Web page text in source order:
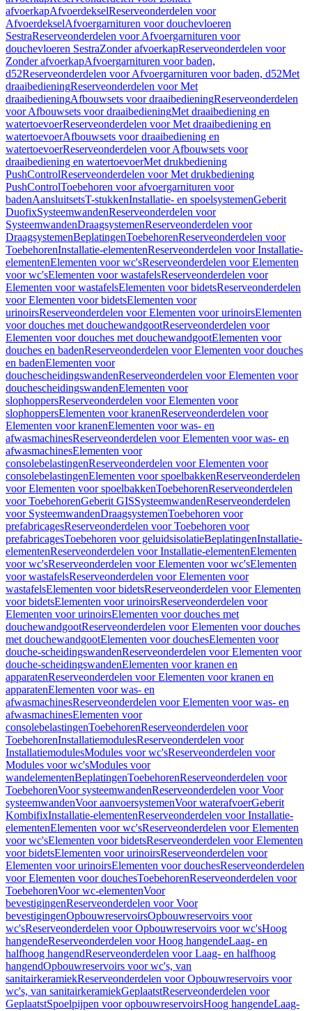
afvoerkapAfvoerdekselReserveonderdelen voor
AfvoerdekselAfvoergarnituren voor douchevloeren
SestraReserveonderdelen voor Afvoergarnituren voor
douchevloeren SestraZonder afvoerkapReserveonderdelen voor
Zonder afvoerkapAfvoergarnituren voor baden,
d52Reserveonderdelen voor Afvoergarnituren voor baden, d52Met
draaibedieningReserveonderdelen voor Met
draaibedieningAfbouwsets voor draaibedieningReserveonderdelen
voor Afbouwsets voor draaibedieningMet draaibediening en
watertoevoerReserveonderdelen voor Met draaibediening en
watertoevoerAfbouwsets voor draaibediening en
watertoevoerReserveonderdelen voor Afbouwsets voor
draaibediening en watertoevoerMet drukbediening
PushControlReserveonderdelen voor Met drukbediening
PushControlToebehoren voor afvoergarnituren voor
badenAansluitsetsT-stukkenInstallatie- en spoelsystemenGeberit
DuofixSysteemwandenReserveonderdelen voor
SysteemwandenDraagsystemenReserveonderdelen voor
DraagsystemenBeplatingenToebehorenReserveonderdelen voor
ToebehorenInstallatie-elementenReserveonderdelen voor Installatie-
elementenElementen voor wc'sReserveonderdelen voor Elementen
voor wc'sElementen voor wastafelsReserveonderdelen voor
Elementen voor wastafelsElementen voor bidetsReserveonderdelen
voor Elementen voor bidetsElementen voor
urinoirsReserveonderdelen voor Elementen voor urinoirsElementen
voor douches met douchewandgootReserveonderdelen voor
Elementen voor douches met douchewandgootElementen voor
douches en badenReserveonderdelen voor Elementen voor douches
en badenElementen voor
douchescheidingswandenReserveonderdelen voor Elementen voor
douchescheidingswandenElementen voor
slophoppersReserveonderdelen voor Elementen voor
slophoppersElementen voor kranenReserveonderdelen voor
Elementen voor kranenElementen voor was- en
afwasmachinesReserveonderdelen voor Elementen voor was- en
afwasmachinesElementen voor
consolebelastingenReserveonderdelen voor Elementen voor
consolebelastingenElementen voor spoelbakkenReserveonderdelen
voor Elementen voor spoelbakkenToebehorenReserveonderdelen
voor ToebehorenGeberit GISSysteemwandenReserveonderdelen
voor SysteemwandenDraagsystemenToebehoren voor
prefabricagesReserveonderdelen voor Toebehoren voor
prefabricagesToebehoren voor geluidsisolatieBeplatingenInstallatie-
elementenReserveonderdelen voor Installatie-elementenElementen
voor wc'sReserveonderdelen voor Elementen voor wc'sElementen
voor wastafelsReserveonderdelen voor Elementen voor
wastafelsElementen voor bidetsReserveonderdelen voor Elementen
voor bidetsElementen voor urinoirsReserveonderdelen voor
Elementen voor urinoirsElementen voor douches met
douchewandgootReserveonderdelen voor Elementen voor douches
met douchewandgootElementen voor douchesElementen voor
douche-scheidingswandenReserveonderdelen voor Elementen voor
douche-scheidingswandenElementen voor kranen en
apparatenReserveonderdelen voor Elementen voor kranen en
apparatenElementen voor was- en
afwasmachinesReserveonderdelen voor Elementen voor was- en
afwasmachinesElementen voor
consolebelastingenToebehorenReserveonderdelen voor
ToebehorenInstallatiemodulesReserveonderdelen voor
InstallatiemodulesModules voor wc'sReserveonderdelen voor
Modules voor wc'sModules voor
wandelementenBeplatingenToebehorenReserveonderdelen voor
ToebehorenVoor systeemwandenReserveonderdelen voor Voor
systeemwandenVoor aanvoersystemenVoor waterafvoerGeberit
KombifixInstallatie-elementenReserveonderdelen voor Installatie-
elementenElementen voor wc'sReserveonderdelen voor Elementen
voor wc'sElementen voor bidetsReserveonderdelen voor Elementen
voor bidetsElementen voor urinoirsReserveonderdelen voor
Elementen voor urinoirsElementen voor douchesReserveonderdelen
voor Elementen voor douchesToebehorenReserveonderdelen voor
ToebehorenVoor wc-elementenVoor
bevestigingenReserveonderdelen voor Voor
bevestigingenOpbouwreservoirsOpbouwreservoirs voor
wc'sReserveonderdelen voor Opbouwreservoirs voor wc'sHoog
hangendeReserveonderdelen voor Hoog hangendeLaag- en
halfhoog hangendReserveonderdelen voor Laag- en halfhoog
hangendOpbouwreservoirs voor wc's, van
sanitairkeramiekReserveonderdelen voor Opbouwreservoirs voor
wc's, van sanitairkeramiekGeplaatstReserveonderdelen voor
GeplaatstSpoelpijpen voor opbouwreservoirsHoog hangendeLaag-